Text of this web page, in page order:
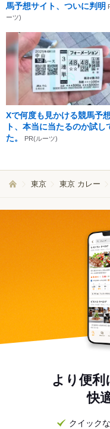
馬予想サイト、ついに判明
ーツ)
Xで何度も見かける競馬予
ト、本当に当たるのか試し
た。
PR(ルーツ)
東京 東京 カレー
より便
快
クイック